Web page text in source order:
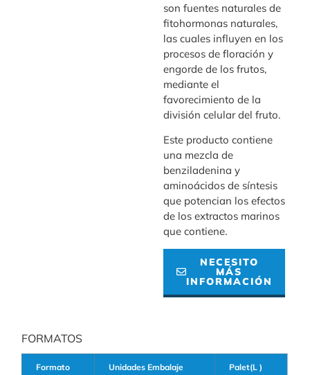
son fuentes naturales de
fitohormonas naturales,
las cuales influyen en los
procesos de floración y
engorde de los frutos,
mediante el
favorecimiento de la
división celular del fruto.
Este producto contiene
una mezcla de
benziladenina y
aminoácidos de síntesis
que potencian los efectos
de los extractos marinos
que contiene.
NECESITO
MÁS
INFORMACIÓN
FORMATOS
Formato Unidades Embalaje Palet(L )